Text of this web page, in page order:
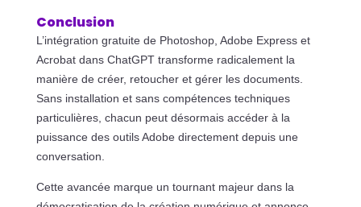
Conclusion
L’intégration gratuite de Photoshop, Adobe Express et
Acrobat dans ChatGPT transforme radicalement la
manière de créer, retoucher et gérer les documents.
Sans installation et sans compétences techniques
particulières, chacun peut désormais accéder à la
puissance des outils Adobe directement depuis une
conversation.
Cette avancée marque un tournant majeur dans la